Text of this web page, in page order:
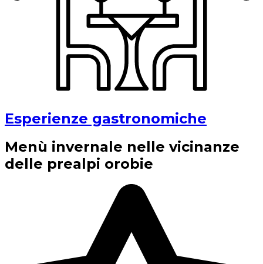
Esperienze gastronomiche
Menù invernale nelle vicinanze
delle prealpi orobie